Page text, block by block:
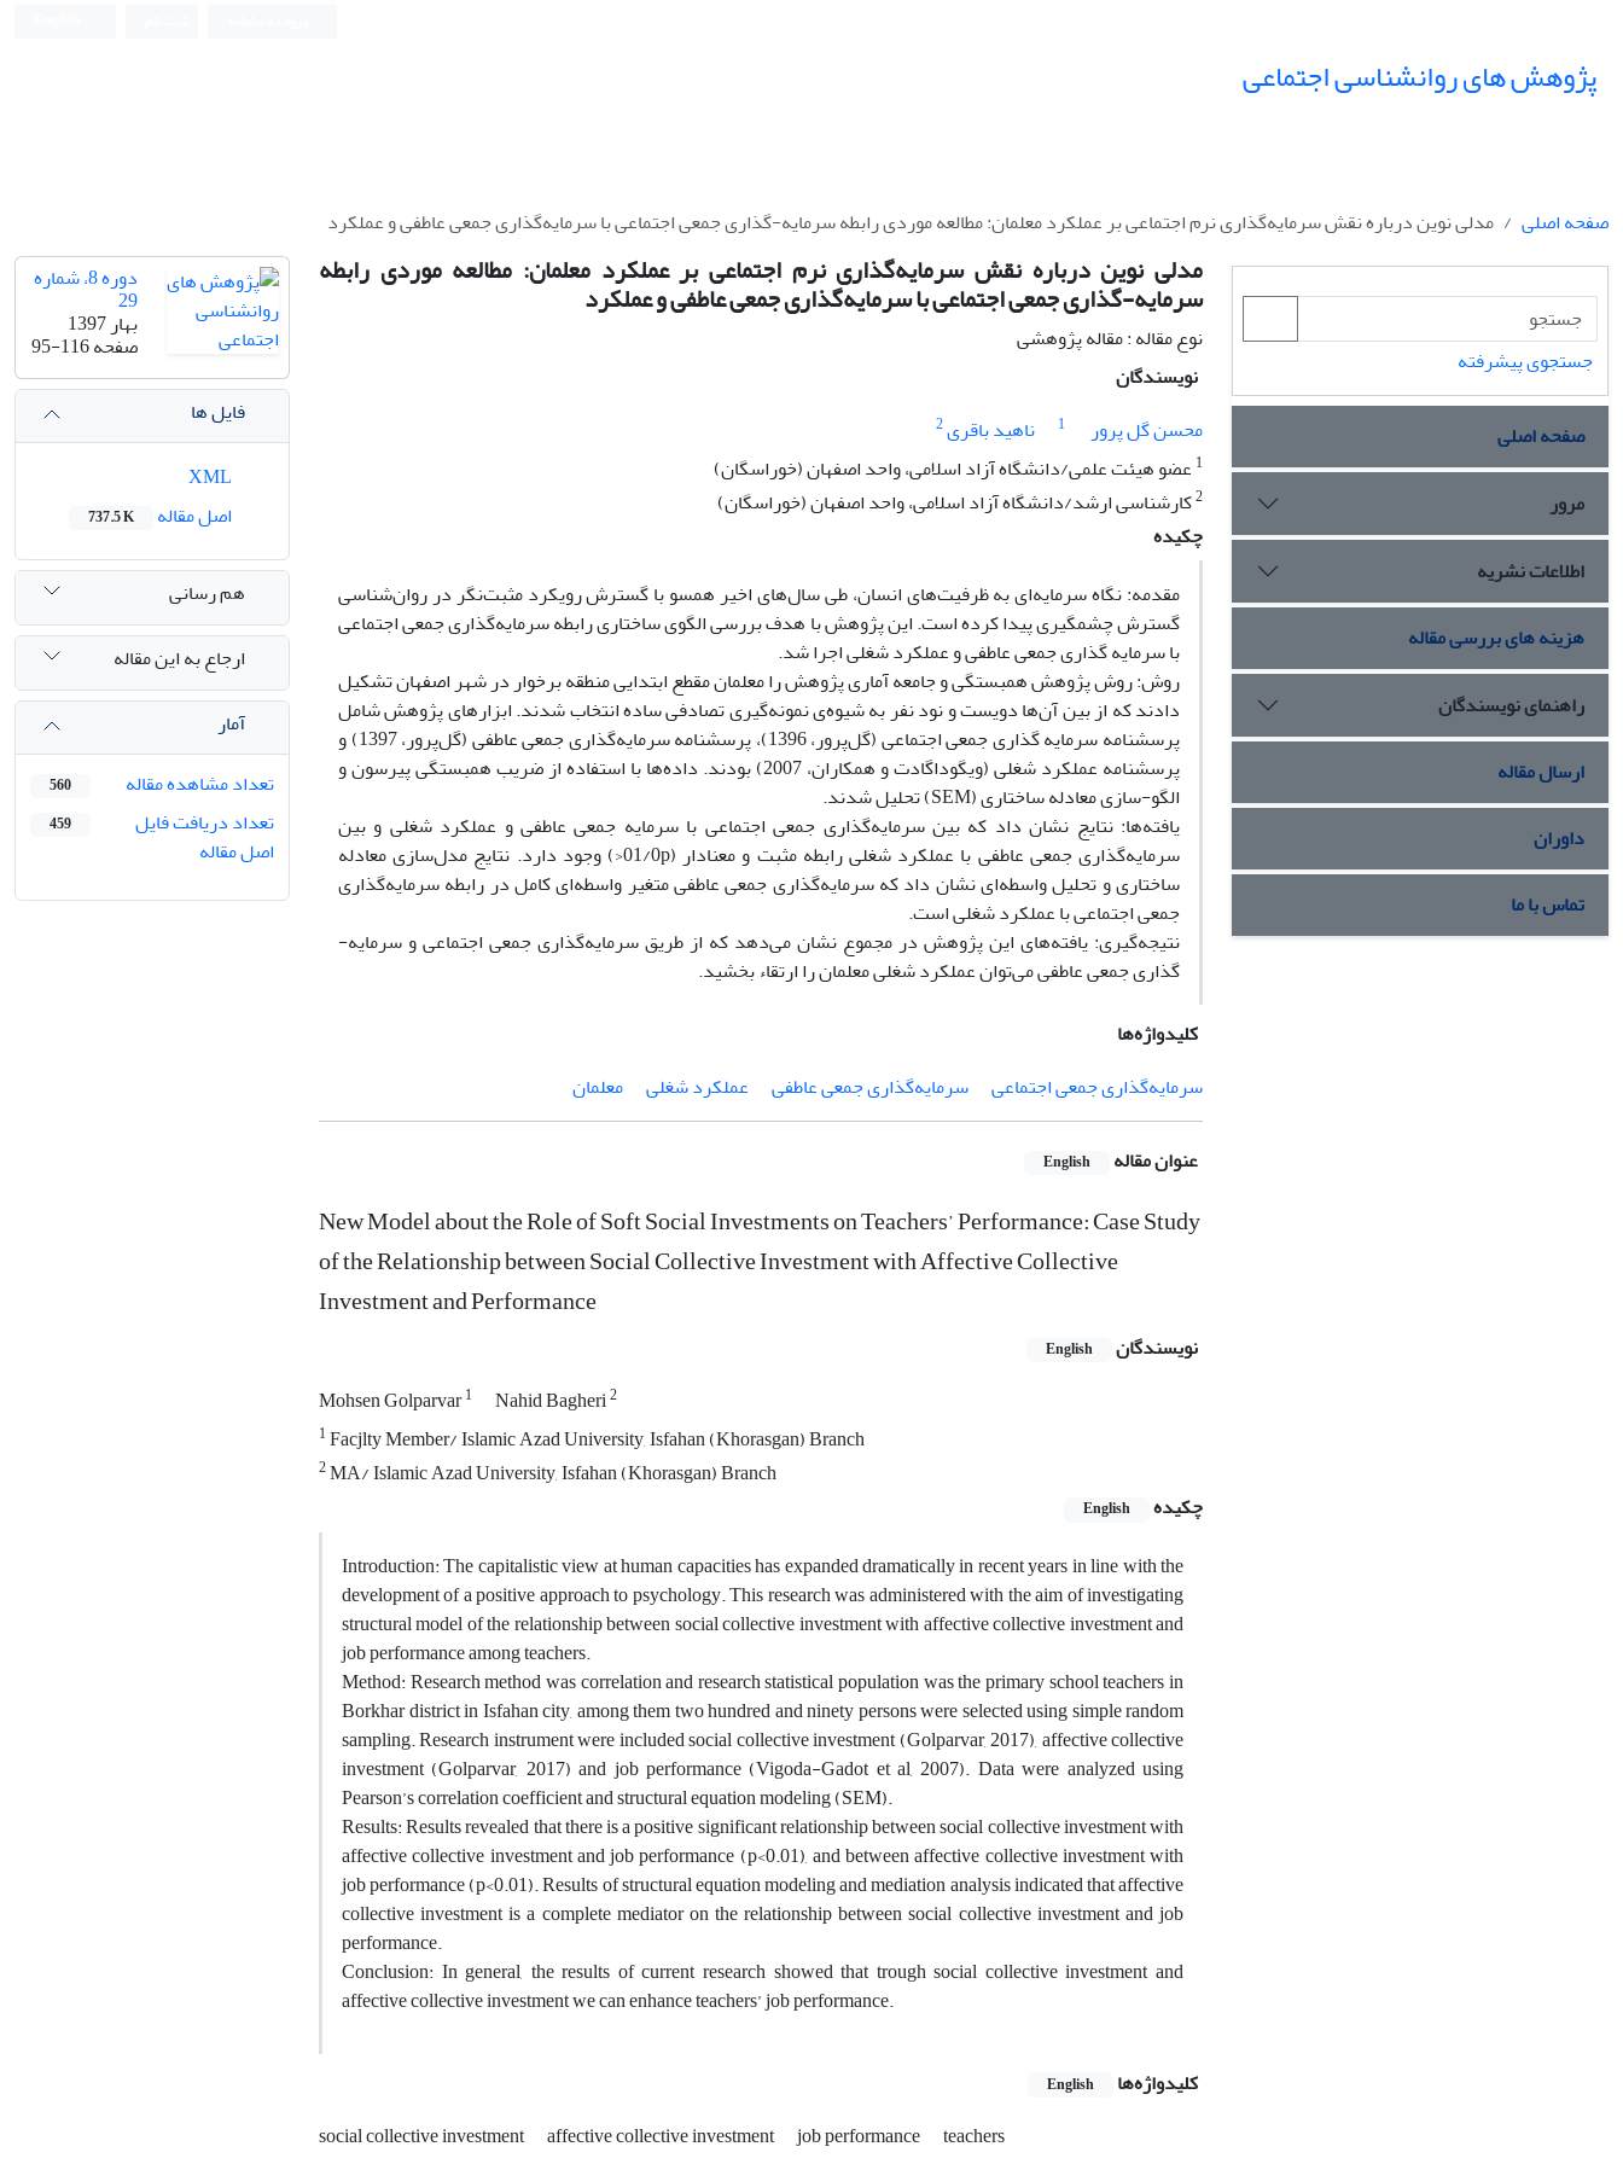
پژوهش های روانشناسی اجتماعی
صفحه اصلی مدلی نوین در‌باره نقش سرمایه‌‌گذاری نرم اجتماعی بر عملکرد معلمان: مطالعه موردی رابطه سرمایه-گذاری جمعی اجتماعی با سرمایه‌گذاری جمعی عاطفی و عملکرد
مدلی نوین در‌باره نقش سرمایه‌‌گذاری نرم اجتماعی بر عملکرد معلمان: مطالعه موردی رابطه
سرمایه-گذاری جمعی اجتماعی با سرمایه‌گذاری جمعی عاطفی و عملکرد
نوع مقاله : مقاله پژوهشی
نویسندگان
محسن گل پرور
1 ناهید باقری2
1 عضو هیئت علمی/دانشگاه آزاد اسلامی، واحد اصفهان (خوراسگان)
2کارشناسی ارشد/دانشگاه آزاد اسلامی، واحد اصفهان (خوراسگان)
چکیده
مقدمه: نگاه سرمایه‌ای به ظرفیت‌های انسان، طی سال‌های اخیر همسو با گسترش رویکرد مثبت‌نگر در روان‌شناسی
گسترش چشمگیری پیدا کرده است. این پژوهش با هدف بررسی الگوی ساختاری رابطه سرمایه‌گذاری جمعی اجتماعی
با سرمایه گذاری جمعی عاطفی و عملکرد شغلی اجرا شد.
روش: روش پژوهش همبستگی و جامعه آماری پژوهش را معلمان مقطع ابتدایی منطقه برخوار ‌در شهر اصفهان تشکیل
دادند که از بین آن‌ها دویست و نود نفر به شیوه‌ی نمونه‌گیری تصادفی ساده انتخاب شدند. ابزارهای پژوهش شامل
پرسشنامه سرمایه گذاری جمعی‌ اجتماعی (گل‌پرور، 1396)، پرسشنامه سرمایه‌گذاری جمعی عاطفی (گل‌پرور، 1397) و
پرسشنامه عملکرد شغلی (ویگوداگادت و همکاران، 2007) بودند. داده‌ها با استفاده از ضریب همبستگی پیرسون و
الگو-سازی معادله ساختاری (SEM) تحلیل شدند.
یافته‌ها: نتایج نشان داد که بین سرمایه‌گذاری جمعی اجتماعی با سرمایه جمعی عاطفی و عملکرد شغلی و بین
سرمایه‌گذاری جمعی عاطفی با عملکرد شغلی رابطه مثبت و معنادار (‌01/0p<)‌ وجود دارد. نتایج مدل‌سازی معادله
ساختاری و تحلیل واسطه‌ای نشان داد که سرمایه‌گذاری جمعی عاطفی متغیر واسطه‌ای کامل در رابطه سرمایه‌گذاری
جمعی اجتماعی با عملکرد شغلی است.
نتیجه‌گیری: یافته‌های این پژوهش در مجموع نشان می‌دهد که از طریق سرمایه‌گذاری جمعی اجتماعی و سرمایه-
گذاری جمعی عاطفی می‌توان عملکرد شغلی معلمان را ارتقاء بخشید.
کلیدواژه‌ها
سرمایه‌گذاری جمعی اجتماعی
سرمایه‌گذاری جمعی عاطفی عملکرد شغلی معلمان
عنوان مقاله English
New Model about the Role of Soft Social Investments on Teachers’ Performance: Case Study
of the Relationship between Social Collective Investment with Affective Collective
Investment and Performance
نویسندگان English
Mohsen Golparvar1 Nahid Bagheri2
1Facjlty Member/ Islamic Azad University, Isfahan (Khorasgan) Branch
2MA/ Islamic Azad University, Isfahan (Khorasgan) Branch
چکیده
English
Introduction: The capitalistic view at human capacities has expanded dramatically in recent years in line with the
development of a positive approach to psychology. This research was administered with the aim of investigating
structural model of the relationship between social collective investment with affective collective investment and
job performance among teachers.
Method: Research method was correlation and research statistical population was the primary school teachers in
Borkhar district in Isfahan city, among them two hundred and ninety persons were selected using simple random
sampling. Research instrument were included social collective investment (Golparvar, 2017), affective collective
investment (Golparvar, 2017) and job performance (Vigoda-Gadot et al, 2007). Data were analyzed using
Pearson’s correlation coefficient and structural equation modeling (SEM).
Results: Results revealed that there is a positive significant relationship between social collective investment with
affective collective investment and job performance (p<0.01), and between affective collective investment with
job performance (p<0.01). Results of structural equation modeling and mediation analysis indicated that affective
collective investment is a complete mediator on the relationship between social collective investment and job
performance.
Conclusion: In general, the results of current research showed that trough social collective investment and
affective collective investment we can enhance teachers’ job performance.
کلیدواژه‌ها English
social collective investment affective collective investment job performance teachers
دوره 8، شماره
29
بهار 1397
صفحه95-116
فایل ها
اصل مقاله
737.5 K
هم رسانی
ارجاع به این مقاله
آمار
تعداد مشاهده مقاله
560
تعداد دریافت فایل
اصل مقاله
459
جستجوی پیشرفته
صفحه اصلی
مرور
اطلاعات نشریه
هزینه های بررسی مقاله
راهنمای نویسندگان
ارسال مقاله
داوران
تماس با ما